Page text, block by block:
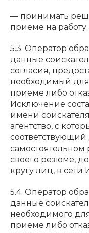
— принимать
приеме на работу.
5.3. Оператор
данные
согласия,
необходимый
приеме либо
Исключение
имени
агентство, с
соответствующий
своего резюме,
кругу лиц, в сети
5.4. Оператор
данные
необходимого
приеме либо